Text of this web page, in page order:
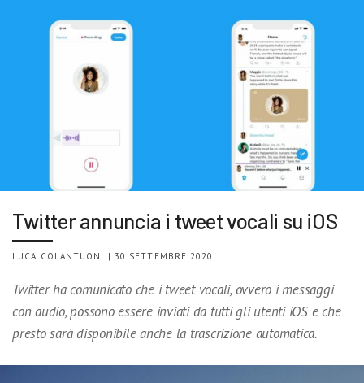
Twitter annuncia i tweet vocali su iOS
LUCA COLANTUONI | 30 SETTEMBRE 2020
Twitter ha comunicato che i tweet vocali, ovvero i messaggi
con audio, possono essere inviati da tutti gli utenti iOS e che
presto sarà disponibile anche la trascrizione automatica.